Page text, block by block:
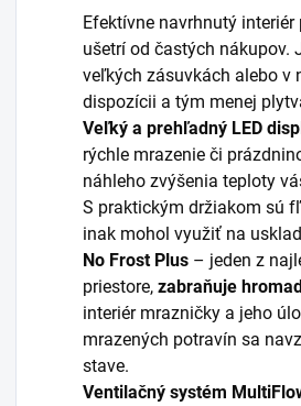
Efektívne navrhnutý interiér
ušetrí od častých nákupov.
veľkých zásuvkách alebo v
dispozícii a tým menej
Veľký a prehľadný LED
rýchle mrazenie či
náhleho zvýšenia teploty
S praktickým držiakom sú
inak mohol využiť na
No Frost Plus – jeden z
priestore, zabraňuje
interiér mrazničky a jeho
mrazených potravín sa
stave.
Ventilačný systém